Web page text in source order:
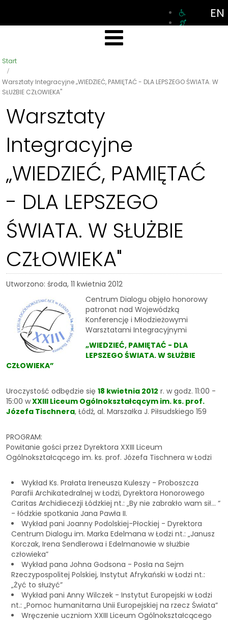
EN
Start
Warsztaty Integracyjne „WIEDZIEĆ, PAMIĘTAĆ - DLA LEPSZEGO ŚWIATA. W
SŁUŻBIE CZŁOWIEKA"
Warsztaty
Integracyjne
„WIEDZIEĆ, PAMIĘTAĆ
- DLA LEPSZEGO
ŚWIATA. W SŁUŻBIE
CZŁOWIEKA"
Utworzono: środa, 11 kwietnia 2012
Centrum Dialogu objęło honorowy
patronat nad Wojewódzką
Konferencję i Młodzieżowymi
Warsztatami Integracyjnymi
„WIEDZIEĆ, PAMIĘTAĆ - DLA
LEPSZEGO ŚWIATA. W SŁUŻBIE
CZŁOWIEKA”
Uroczystość odbędzie się 18 kwietnia 2012 r. w godz. 11:00 -
15:00 wXXIII Liceum Ogólnokształcącym im. ks. prof.
Józefa Tischnera, Łódź, al. Marszałka J. Piłsudskiego 159
PROGRAM:
Powitanie gości przez Dyrektora XXIII Liceum
Ogólnokształcącego im. ks. prof. Józefa Tischnera w Łodzi
Wykład Ks. Prałata Ireneusza Kuleszy - Proboszcza
Parafii Archikatedralnej w Łodzi, Dyrektora Honorowego
Caritas Archidiecezji Łódzkiej nt.: „By nie zabrakło wam sił… “
- łódzkie spotkania Jana Pawła II.
Wykład pani Joanny Podolskiej-Płockiej - Dyrektora
Centrum Dialogu im. Marka Edelmana w Łodzi nt.: „Janusz
Korczak, Irena Sendlerowa i Edelmanowie w służbie
człowieka”
Wykład pana Johna Godsona - Posła na Sejm
Rzeczypospolitej Polskiej, Instytut Afrykański w Łodzi nt.:
„Żyć to służyć”
Wykład pani Anny Wilczek - Instytut Europejski w Łodzi
nt.: „Pomoc humanitarna Unii Europejskiej na rzecz Świata”
Wręczenie uczniom XXIII Liceum Ogólnokształcącego